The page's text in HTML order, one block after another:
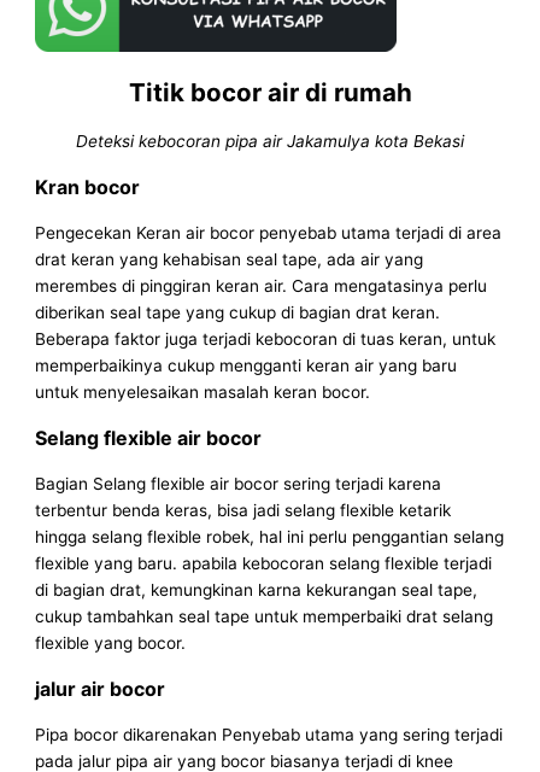
Titik bocor air di rumah
Deteksi kebocoran pipa air Jakamulya kota Bekasi
Kran bocor
Pengecekan Keran air bocor penyebab utama terjadi di area
drat keran yang kehabisan seal tape, ada air yang
merembes di pinggiran keran air. Cara mengatasinya perlu
diberikan seal tape yang cukup di bagian drat keran.
Beberapa faktor juga terjadi kebocoran di tuas keran, untuk
memperbaikinya cukup mengganti keran air yang baru
untuk menyelesaikan masalah keran bocor.
Selang flexible air bocor
Bagian Selang flexible air bocor sering terjadi karena
terbentur benda keras, bisa jadi selang flexible ketarik
hingga selang flexible robek, hal ini perlu penggantian selang
flexible yang baru. apabila kebocoran selang flexible terjadi
di bagian drat, kemungkinan karna kekurangan seal tape,
cukup tambahkan seal tape untuk memperbaiki drat selang
flexible yang bocor.
jalur air bocor
Pipa bocor dikarenakan Penyebab utama yang sering terjadi
pada jalur pipa air yang bocor biasanya terjadi di knee